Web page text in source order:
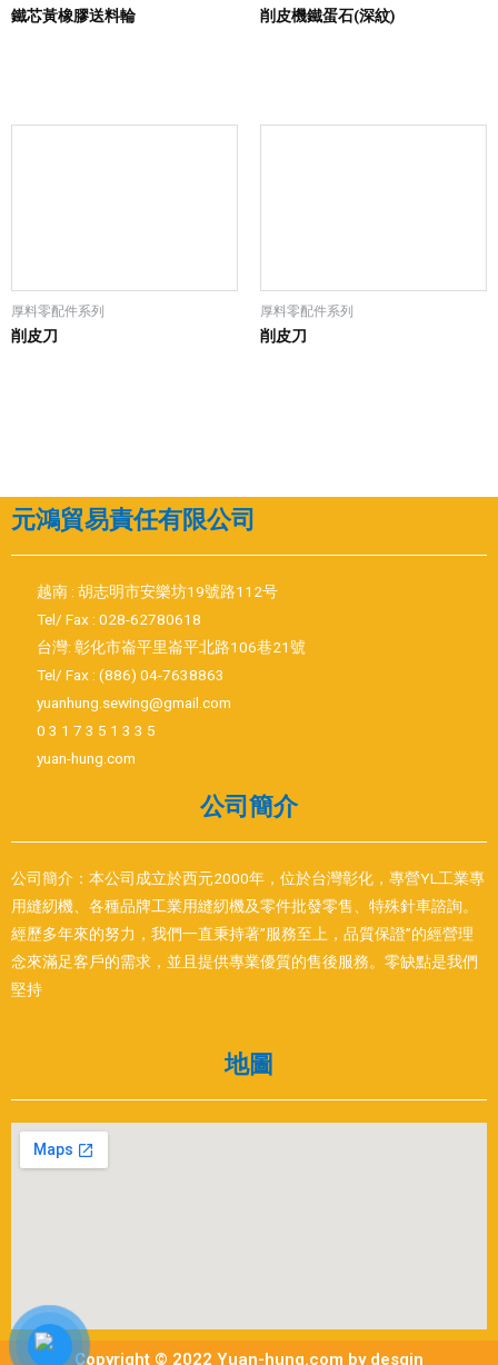
鐵芯黃橡膠送料輪 削皮機鐵蛋石(深紋)
厚料零配件系列
削皮刀
厚料零配件系列
削皮刀
元鴻貿易責任有限公司
越南 : 胡志明市安樂坊19號路112号
Tel/ Fax : 028-62780618
台灣: 彰化市崙平里崙平北路106巷21號
Tel/ Fax : (886) 04-7638863
yuanhung.sewing@gmail.com
0 3 1 7 3 5 1 3 3 5
yuan-hung.com
公司簡介
公司簡介：本公司成立於西元2000年，位於台灣彰化，專營YL工業專
用縫紉機、各種品牌工業用縫紉機及零件批發零售、特殊針車諮詢。
經歷多年來的努力，我們一直秉持著”服務至上，品質保證”的經營理
念來滿足客戶的需求，並且提供專業優質的售後服務。零缺點是我們
堅持
地圖
Copyright © 2022 Yuan-hung.com by desgin